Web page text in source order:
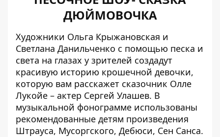
ДЮЙМОВОЧКА
Художники Ольга Крыжановская и
Светлана Данильченко с помощью песка и
света на глазах у зрителей создадут
красивую историю крошечной девочки,
которую вам расскажет сказочник Олле
Лукойе – актер Сергей Улашев. В
музыкальной фонограмме использованы
рекомендованные детям произведения
Штрауса, Мусоргского, Дебюси, Сен Санса.